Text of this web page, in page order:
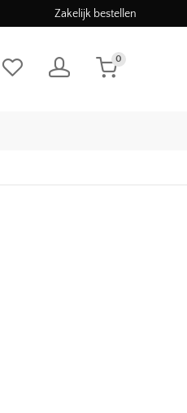
Zakelijk bestellen
0